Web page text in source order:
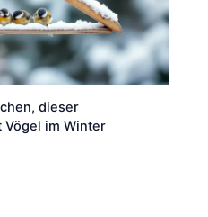
dieser
im Winter